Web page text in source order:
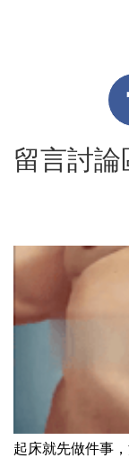
留言討論
起床就先做件事